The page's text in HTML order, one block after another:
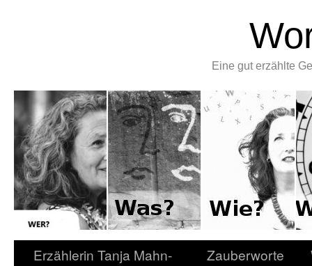
Eine gut erzählte
Erzählerin Tanja Mahn-
Zauberworte